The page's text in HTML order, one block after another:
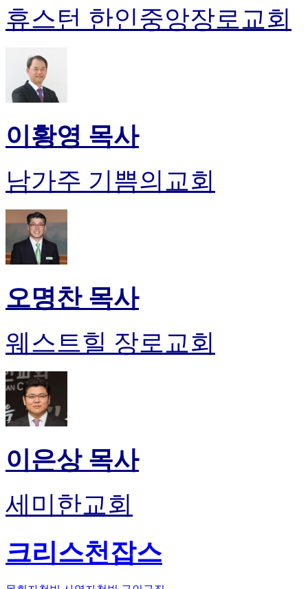
휴스턴 한인중앙장로교회
이황영 목사
남가주 기쁨의교회
오명찬 목사
웨스트힐 장로교회
이은상 목사
세미한교회
크리스천잡스